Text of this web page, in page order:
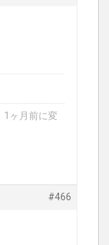
1ヶ月前に変
#466